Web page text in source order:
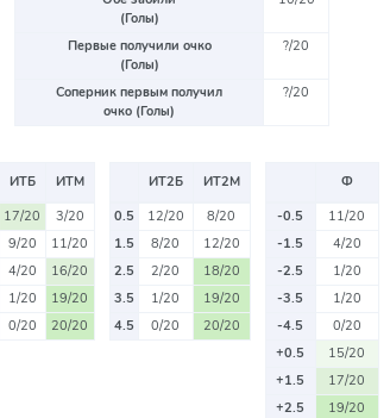
(Голы)
Первые получили очко
(Голы)
?/20
Соперник первым получил
очко (Голы)
?/20
ИТБ
ИТМ
17/20
3/20
9/20
11/20
4/20
16/20
1/20
19/20
0/20 20/20
ИТ2Б
ИТ2М
0.5
12/20
8/20
1.5
8/20
12/20
2.5
2/20
18/20
3.5
1/20
19/20
4.5
0/20 20/20
Ф
-0.5
11/20
-1.5
4/20
-2.5
1/20
-3.5
1/20
-4.5
0/20
+0.5
15/20
+1.5
17/20
+2.5
19/20